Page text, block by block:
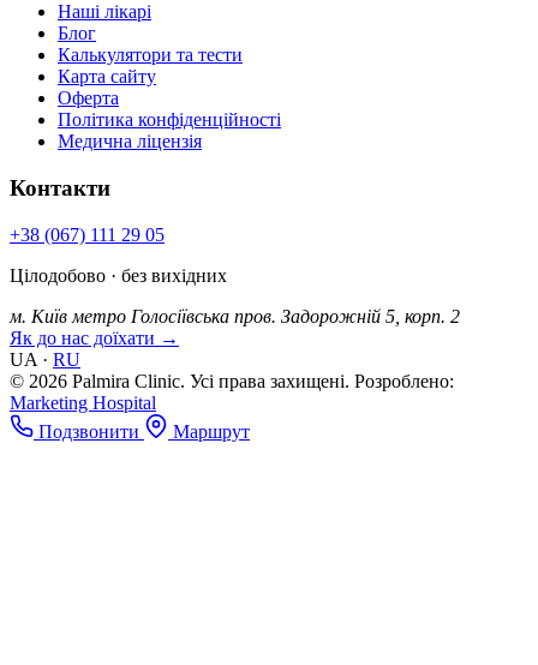
Наші лікарі
Блог
Калькулятори та тести
Карта сайту
Оферта
Політика конфіденційності
Медична ліцензія
Контакти
+38 (067) 111 29 05
Цілодобово · без вихідних
м. Київ метро Голосіївська пров. Задорожній 5, корп. 2
Як до нас доїхати →
UA · RU
© 2026 Palmira Clinic. Усі права захищені. Розроблено:
Marketing Hospital
Подзвонити
Маршрут